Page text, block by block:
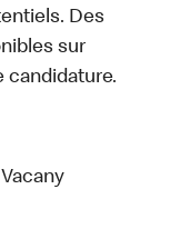
Des
sur
candidature.